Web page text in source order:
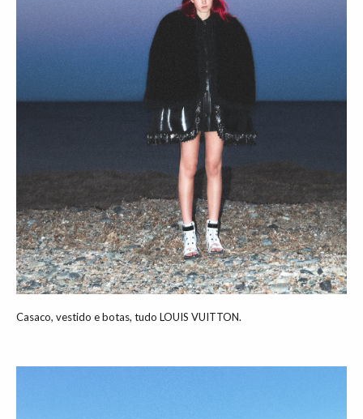
Casaco, vestido e botas, tudo LOUIS VUITTON.